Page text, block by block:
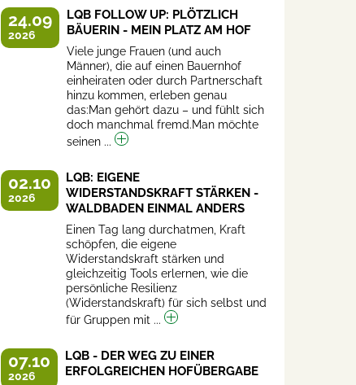
24.09
2026
LQB FOLLOW UP: PLÖTZLICH
BÄUERIN - MEIN PLATZ AM HOF
Viele junge Frauen (und auch
Männer), die auf einen Bauernhof
einheiraten oder durch Partnerschaft
hinzu kommen, erleben genau
das:Man gehört dazu – und fühlt sich
doch manchmal fremd.Man möchte
seinen ...
02.10
2026
LQB: EIGENE
WIDERSTANDSKRAFT STÄRKEN -
WALDBADEN EINMAL ANDERS
Einen Tag lang durchatmen, Kraft
schöpfen, die eigene
Widerstandskraft stärken und
gleichzeitig Tools erlernen, wie die
persönliche Resilienz
(Widerstandskraft) für sich selbst und
für Gruppen mit ...
07.10
2026
LQB - DER WEG ZU EINER
ERFOLGREICHEN HOFÜBERGABE